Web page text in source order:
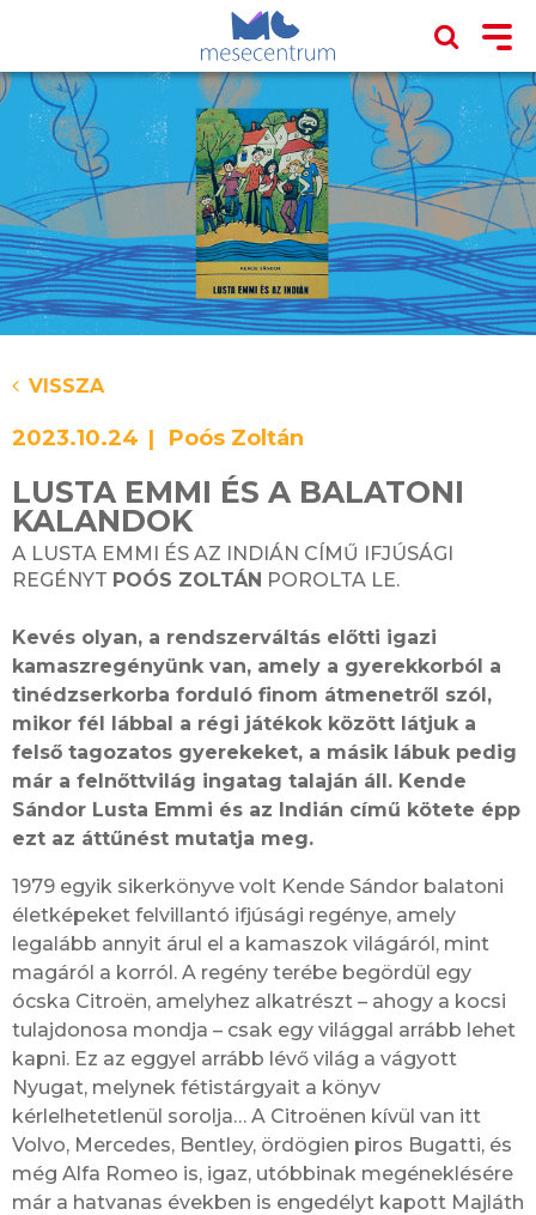
VISSZA
2023.10.24 Poós Zoltán
LUSTA EMMI ÉS A BALATONI
KALANDOK
A LUSTA EMMI ÉS AZ INDIÁN CÍMŰ IFJÚSÁGI
REGÉNYT POÓS ZOLTÁN POROLTA LE.
Kevés olyan, a rendszerváltás előtti igazi
kamaszregényünk van, amely a gyerekkorból a
tinédzserkorba forduló finom átmenetről szól,
mikor fél lábbal a régi játékok között látjuk a
felső tagozatos gyerekeket, a másik lábuk pedig
már a felnőttvilág ingatag talaján áll. Kende
Sándor Lusta Emmi és az Indián című kötete épp
ezt az áttűnést mutatja meg.
1979 egyik sikerkönyve volt Kende Sándor balatoni
életképeket felvillantó ifjúsági regénye, amely
legalább annyit árul el a kamaszok világáról, mint
magáról a korról. A regény terébe begördül egy
ócska Citroën, amelyhez alkatrészt – ahogy a kocsi
tulajdonosa mondja – csak egy világgal arrább lehet
kapni. Ez az eggyel arrább lévő világ a vágyott
Nyugat, melynek fétistárgyait a könyv
kérlelhetetlenül sorolja… A Citroënen kívül van itt
Volvo, Mercedes, Bentley, ördögien piros Bugatti, és
még Alfa Romeo is, igaz, utóbbinak megéneklésére
már a hatvanas években is engedélyt kapott Majláth